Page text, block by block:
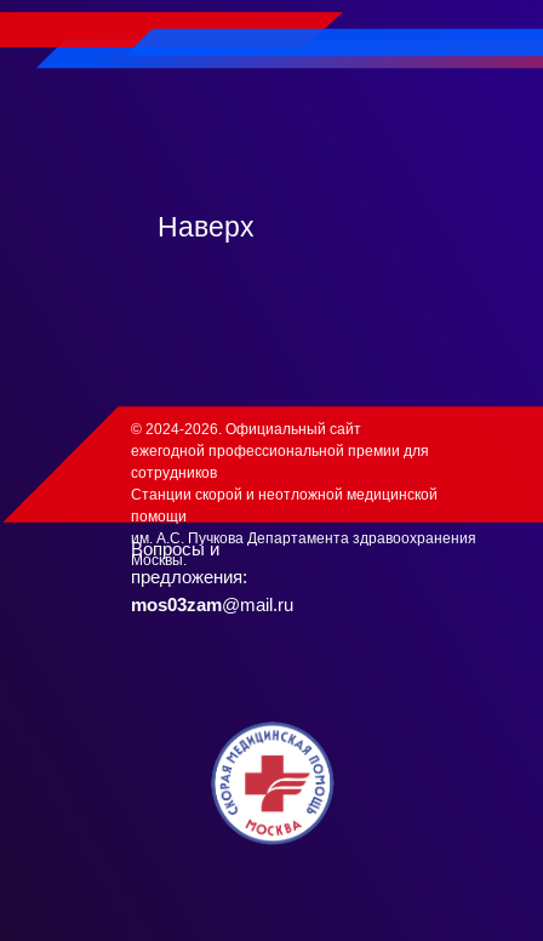
© 2024-2026. Официальный сайт
ежегодной профессиональной премии для
сотрудников
Станции скорой и неотложной медицинской
помощи
им. А.С. Пучкова Департамента здравоохранения
Москвы.
Вопросы и
предложения:
mos03zam@mail.ru
Наверх